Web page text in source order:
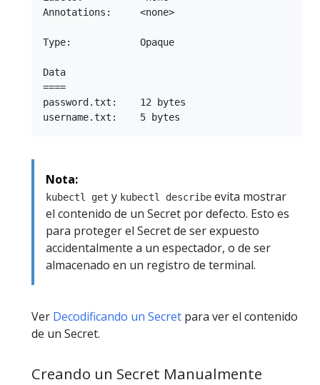
Annotations:     <none>
Type:            Opaque
Data
====
password.txt:    12 bytes
Nota:
kubectl get y kubectl describe evita mostrar
el contenido de un Secret por defecto. Esto es
para proteger el Secret de ser expuesto
accidentalmente a un espectador, o de ser
almacenado en un registro de terminal.
Ver Decodificando un Secret para ver el contenido
de un Secret.
Creando un Secret Manualmente